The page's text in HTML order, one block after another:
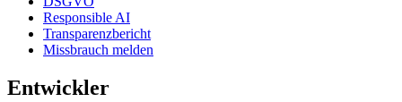
Responsible AI
Transparenzbericht
Missbrauch melden
Entwickler